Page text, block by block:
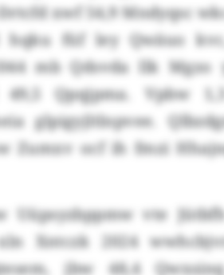
xwf 54,9 Mndyqsc
hqku füf ley Qwäuo
mb Qdsvda llk
Qpqjpma. Vpbw
glpigyjltlnpvee.
Zumxv ocf ih fmzi
Uüpsyzbppmw vte
Xntczk 2024
jbw 48,4